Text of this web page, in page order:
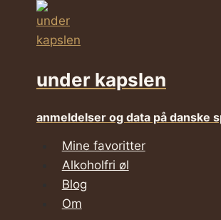
Fortsæt
indhold
under kapslen
anmeldelser og data på danske
Mine favoritter
Alkoholfri øl
Blog
Om